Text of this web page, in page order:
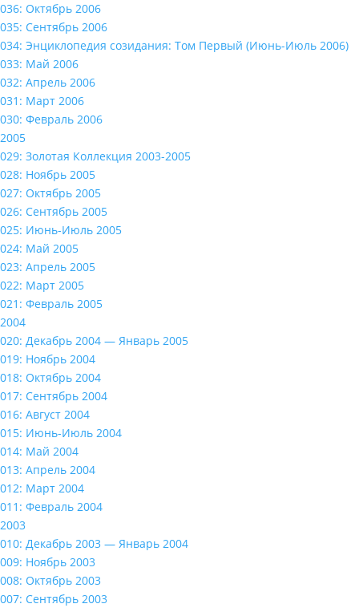
036: Октябрь 2006
035: Сентябрь 2006
034: Энциклопедия созидания: Том Первый (Июнь-Июль 2006)
033: Май 2006
032: Апрель 2006
031: Март 2006
030: Февраль 2006
2005
029: Золотая Коллекция 2003-2005
028: Ноябрь 2005
027: Октябрь 2005
026: Сентябрь 2005
025: Июнь-Июль 2005
024: Май 2005
023: Апрель 2005
022: Март 2005
021: Февраль 2005
2004
020: Декабрь 2004 — Январь 2005
019: Ноябрь 2004
018: Октябрь 2004
017: Сентябрь 2004
016: Август 2004
015: Июнь-Июль 2004
014: Май 2004
013: Апрель 2004
012: Март 2004
011: Февраль 2004
2003
010: Декабрь 2003 — Январь 2004
009: Ноябрь 2003
008: Октябрь 2003
007: Сентябрь 2003